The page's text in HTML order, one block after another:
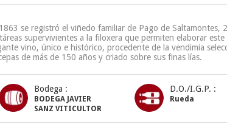
se registró el viñedo familiar de Pago de Saltamontes,
supervivientes a la filoxera que permiten elaborar este
vino, único e histórico, procedente de la vendimia
de más de 150 años y criado sobre sus finas lías.
Bodega :
BODEGA JAVIER
SANZ VITICULTOR
D.O./I.G.P. :
Rueda